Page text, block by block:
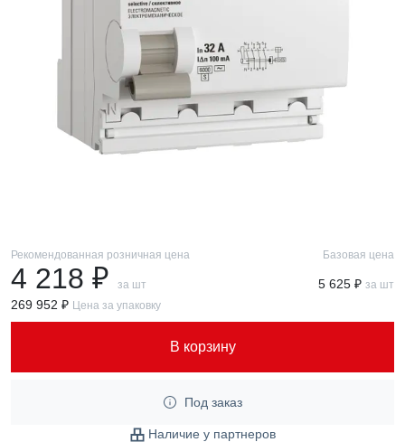
Рекомендованная розничная цена
4 218 ₽ за шт
Базовая цена
5 625 ₽ за шт
269 952 ₽ Цена за упаковку
В корзину
Под заказ
Наличие у партнеров